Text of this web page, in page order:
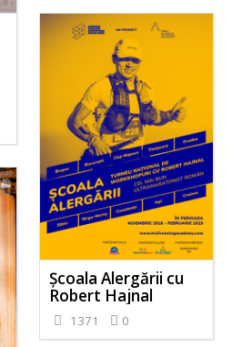
Școala Alergării cu
Robert Hajnal
1371 0